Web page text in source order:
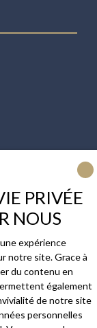
PRIVÉE
NOUS
expérience
notre site. Grace à
du contenu en
également
de notre site
personnelles